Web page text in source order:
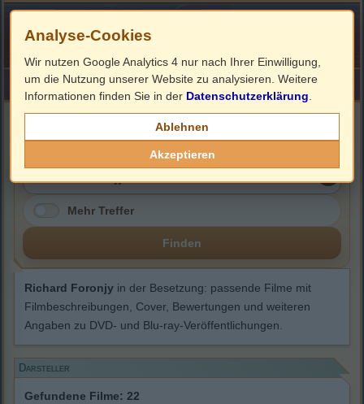
HOME ImpressumLinks
Richard Foronjy
Mehr Treffer
Finden
Richard Foronjy in der Besetzung: passende Filme mit
Filmbeschreibungen, Cover, Bewertungen und weiteren
Angaben zu DVD- und Blu-ray-Veröffentlichungen.
Darsteller
Gefundene Filme: 22
Analyse-Cookies
Wir nutzen Google Analytics 4 nur nach Ihrer Einwilligung,
um die Nutzung unserer Website zu analysieren. Weitere
Informationen finden Sie in der Datenschutzerklärung
Ablehnen
Akzeptieren